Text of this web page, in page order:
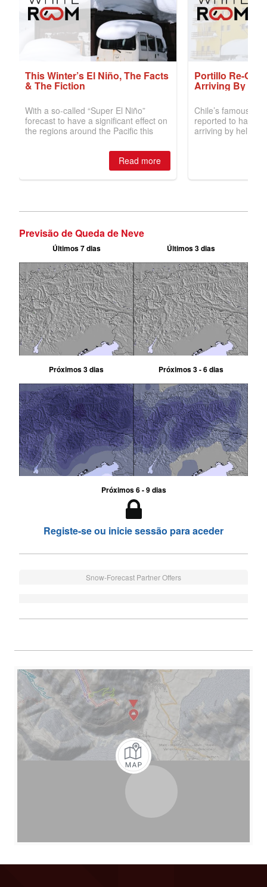
Previsão de Queda de Neve
Últimos 7 dias Últimos 3 dias
Próximos 3 dias Próximos 3 - 6 dias
Próximos 6 - 9 dias
Registe-se ou inicie sessão para aceder
Snow-Forecast Partner Offers